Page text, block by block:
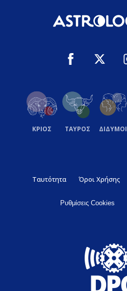
ΚΡΙΟΣ ΤΑΥΡΟΣ ΔΙΔΥΜΟΙ
Ταυτότητα Όροι Χρήσης
Ρυθμίσεις Cookies